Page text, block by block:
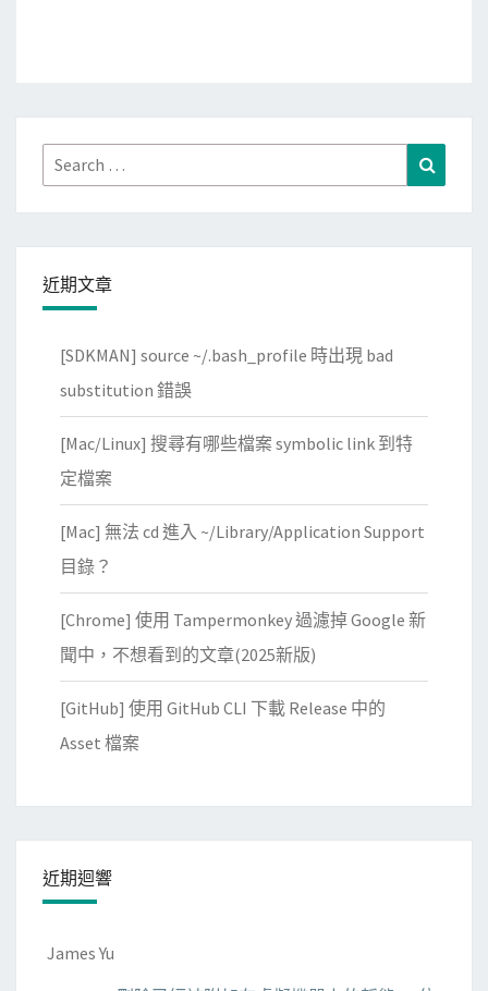
Search
for:
近期文章
[SDKMAN] source ~/.bash_profile 時出現 bad
substitution 錯誤
[Mac/Linux] 搜尋有哪些檔案 symbolic link 到特
定檔案
[Mac] 無法 cd 進入 ~/Library/Application Support
目錄？
[Chrome] 使用 Tampermonkey 過濾掉 Google 新
聞中，不想看到的文章(2025新版)
[GitHub] 使用 GitHub CLI 下載 Release 中的
Asset 檔案
近期迴響
James Yu